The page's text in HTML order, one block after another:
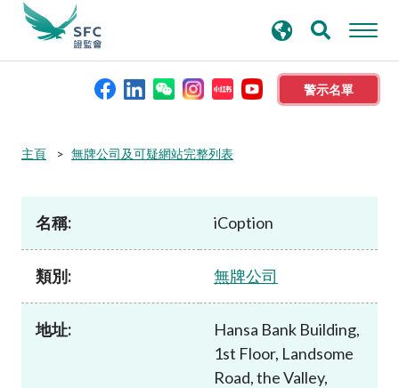
警示名單
本會簡介
規則及標準
資料庫
尋
主頁 無牌公司及可疑網站完整列表
名稱: iCoption
類別: 無牌公司
地址:
Hansa Bank Building,
1st Floor, Landsome
Road, the Valley,